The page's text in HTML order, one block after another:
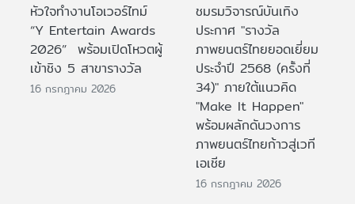
หัวใจทำงานโอเวอร์ไทม์
“Y Entertain Awards
2026” พร้อมเปิดโหวตผู้
เข้าชิง 5 สาขารางวัล
16 กรกฎาคม 2026
ชมรมวิจารณ์บันเทิง
ประกาศ "รางวัล
ภาพยนตร์ไทยยอดเยี่ยม
ประจําปี 2568 (ครั้งที่
34)" ภายใต้แนวคิด
"Make It Happen"
พร้อมผลักดันวงการ
ภาพยนตร์ไทยก้าวสู่เวที
เอเชีย
16 กรกฎาคม 2026